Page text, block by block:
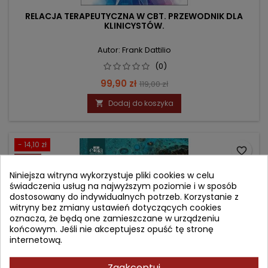
RELACJA TERAPEUTYCZNA W CBT. PRZEWODNIK DLA
KLINICYSTÓW.
Autor: Frank Dattilio
(0)
Cena
99,90 zł Cena
podstawowa
119,00 zł
 Dodaj do koszyka
- 14,10 zł
favorite_border
Niniejsza witryna wykorzystuje pliki cookies w celu
świadczenia usług na najwyższym poziomie i w sposób
dostosowany do indywidualnych potrzeb. Korzystanie z
witryny bez zmiany ustawień dotyczących cookies
oznacza, że będą one zamieszczane w urządzeniu
końcowym. Jeśli nie akceptujesz opuść tę stronę
internetową.